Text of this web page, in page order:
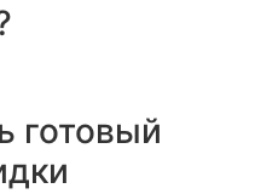
готовый